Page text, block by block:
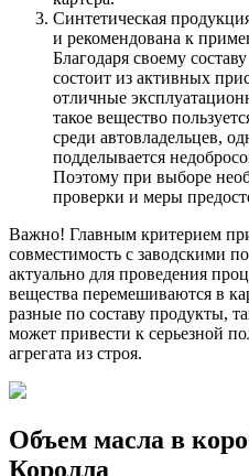
Синтетическая
и рекомендована к
Благодаря своему
состоит из активных
отличные
такое вещество
среди автовладельцев,
подделывается
Поэтому при выборе
проверки и меры
Важно! Главным критерием
совместимость с заводскими
актуально для проведения
вещества перемешиваются в
разные по составу продукты,
может привести к серьезной
агрегата из строя.
Объем масла в
Королла